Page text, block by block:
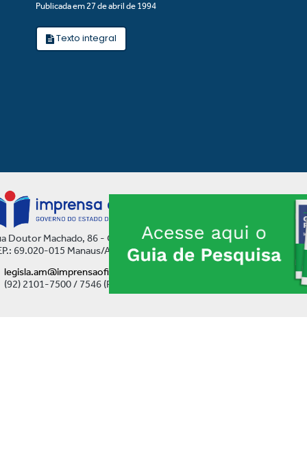
Publicada em 27 de abril de 1994
Texto integral
Doutor Machado, 86 - Centro
69.020-015 Manaus/AM
legisla.am@imprensaoficial.am.gov.br
(92) 2101-7500 / 7546 (Ramal)